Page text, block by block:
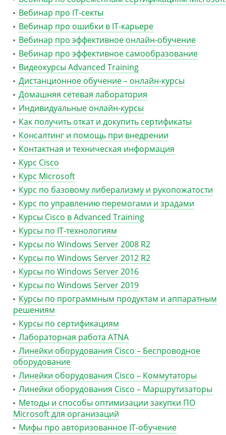
Вебинар про IT-секты
Вебинар про ошибки в IT-карьере
Вебинар про эффективное онлайн-обучение
Вебинар про эффективное самообразование
Видеокурсы Advanced Training
Дистанционное обучение – онлайн-курсы
Домашняя сетевая лаборатория
Индивидуальные онлайн-курсы
Как получить откат и докупить сертификаты
Консалтинг и помощь при внедрении
Контактная и техническая информация
Курс Cisco
Курс Microsoft
Курс по базовому либерализму и рукопожатости
Курс по управлению перемогами и зрадами
Курсы Cisco в Advanced Training
Курсы по IT-технологиям
Курсы по Windows Server 2008 R2
Курсы по Windows Server 2012 R2
Курсы по Windows Server 2016
Курсы по Windows Server 2019
Курсы по программным продуктам и аппаратным
решениям
Курсы по сертификациям
Лабораторная работа ATNA
Линейки оборудования Cisco – Беспроводное
оборудование
Линейки оборудования Cisco – Коммутаторы
Линейки оборудования Cisco – Маршрутизаторы
Методы и способы оптимизации закупки ПО
Microsoft для организаций
Мифы про авторизованное IT-обучение